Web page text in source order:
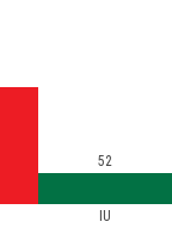
IU
52